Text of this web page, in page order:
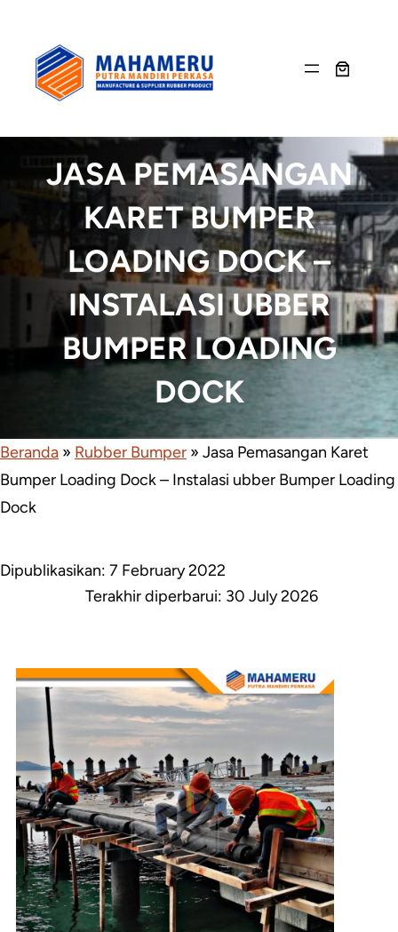
content
JASA PEMASANGAN
KARET BUMPER
LOADING DOCK –
INSTALASI UBBER
BUMPER LOADING
DOCK
Beranda » Rubber Bumper » Jasa Pemasangan Karet
Bumper Loading Dock – Instalasi ubber Bumper Loading
Dock
Dipublikasikan: 7 February 2022
Terakhir diperbarui: 30 July 2026